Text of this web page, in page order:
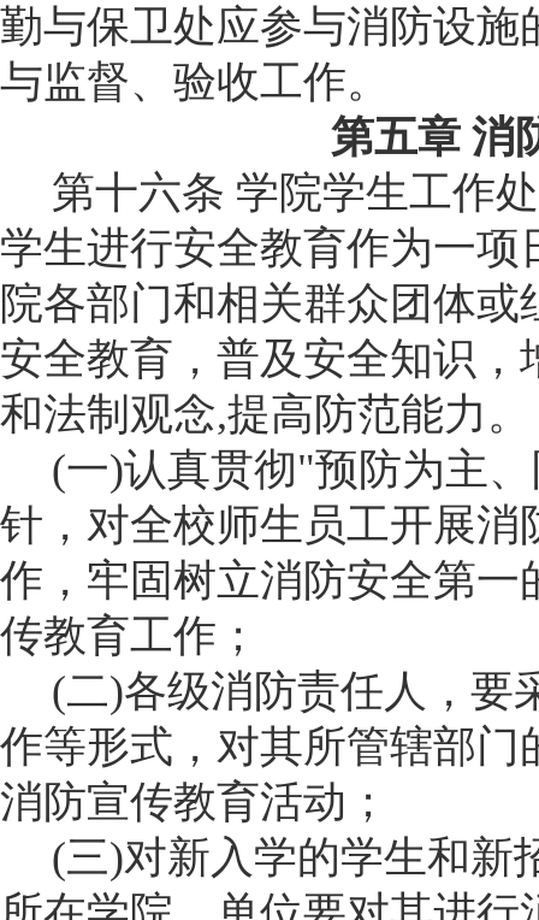
勤与保卫处应参与消防设施
与监督、验收工作。
第五章 消
第十六条 学院学生工作
学生进行安全教育作为一项
院各部门和相关群众团体或
安全教育，普及安全知识
和法制观念,提高防范能力。
(一)认真贯彻"预防为主
针，对全校师生员工开展消
作，牢固树立消防安全第
传教育工作；
(二)各级消防责任人，要
作等形式，对其所管辖部
消防宣传教育活动；
(三)对新入学的学生和新